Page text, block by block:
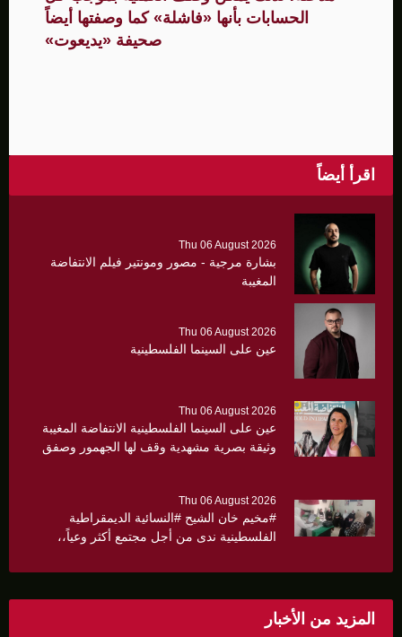
الحسابات بأنها «فاشلة» كما وصفتها أيضاً
صحيفة «يديعوت»
اقرأ أيضاً
Thu 06 August 2026
بشارة مرجية - مصور ومونتير فيلم الانتفاضة
المغيبة
Thu 06 August 2026
عين على السينما الفلسطينية
Thu 06 August 2026
عين على السينما الفلسطينية الانتفاضة المغيبة
وثيقة بصرية مشهدية وقف لها الجهمور وصفق
Thu 06 August 2026
#مخيم خان الشيح #النسائية الديمقراطية
الفلسطينية ندى من أجل مجتمع أكثر وعياً،،
بروشورات توعوية على سيدات الحي.
المزيد من الأخبار